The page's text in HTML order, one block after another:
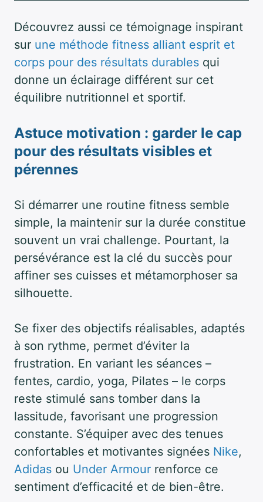
Découvrez aussi ce témoignage inspirant
sur une méthode fitness alliant esprit et
corps pour des résultats durables qui
donne un éclairage différent sur cet
équilibre nutritionnel et sportif.
Astuce motivation : garder le cap
pour des résultats visibles et
pérennes
Si démarrer une routine fitness semble
simple, la maintenir sur la durée constitue
souvent un vrai challenge. Pourtant, la
persévérance est la clé du succès pour
affiner ses cuisses et métamorphoser sa
silhouette.
Se fixer des objectifs réalisables, adaptés
à son rythme, permet d’éviter la
frustration. En variant les séances –
fentes, cardio, yoga, Pilates – le corps
reste stimulé sans tomber dans la
lassitude, favorisant une progression
constante. S’équiper avec des tenues
confortables et motivantes signées Nike,
Adidas ou Under Armour renforce ce
sentiment d’efficacité et de bien-être.